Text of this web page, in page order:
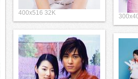
400x516 32K